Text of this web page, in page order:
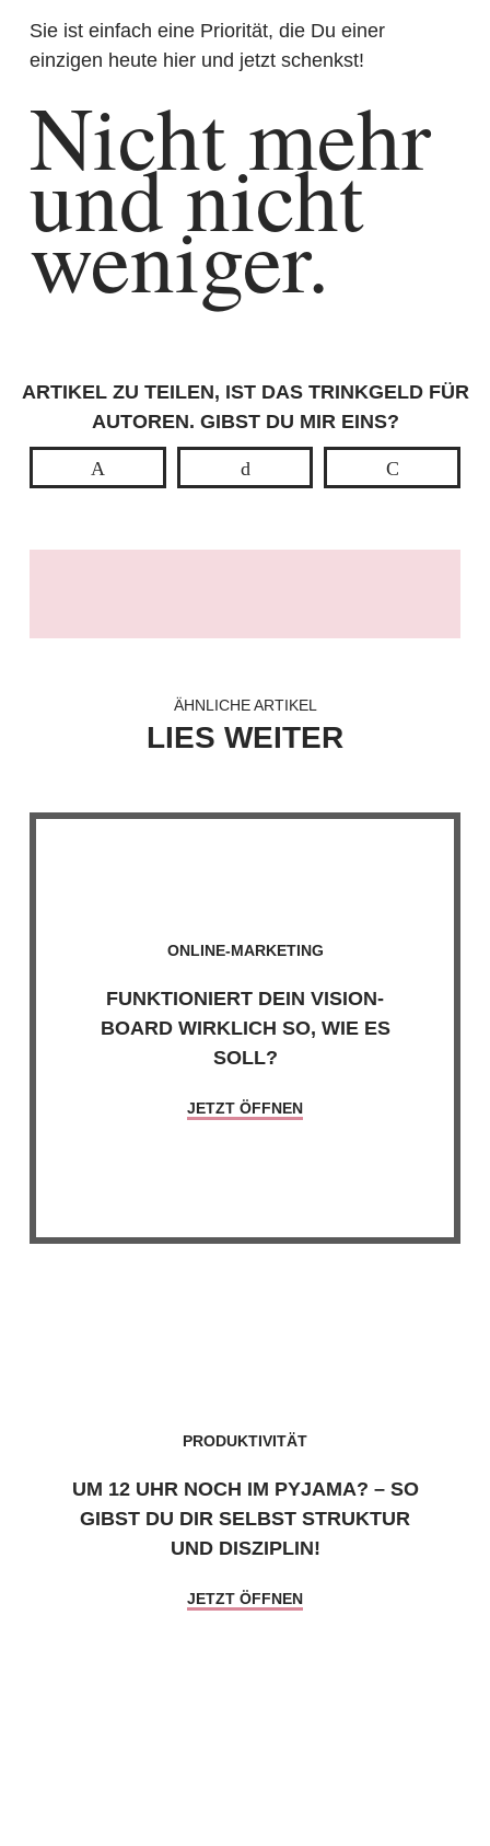
Sie ist einfach eine Priorität, die Du einer
einzigen heute hier und jetzt schenkst!
Nicht mehr
und nicht
weniger.
ARTIKEL ZU TEILEN, IST DAS TRINKGELD FÜR
AUTOREN. GIBST DU MIR EINS?
ÄHNLICHE ARTIKEL
LIES WEITER
ONLINE-MARKETING
FUNKTIONIERT DEIN VISION-
BOARD WIRKLICH SO, WIE ES
SOLL?
JETZT ÖFFNEN
PRODUKTIVITÄT
UM 12 UHR NOCH IM PYJAMA? – SO
GIBST DU DIR SELBST STRUKTUR
UND DISZIPLIN!
JETZT ÖFFNEN